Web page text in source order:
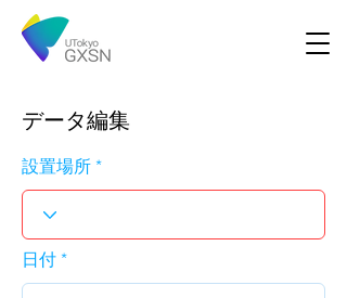
データ編集
設置場所
日付 *r